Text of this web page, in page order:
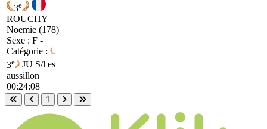
3e
ROUCHY
Noemie (178)
Sexe : F -
Catégorie :
3e JU S/l es
aussillon
00:24:08
Première page
Page précédente
1
Page suivante
Dernière page